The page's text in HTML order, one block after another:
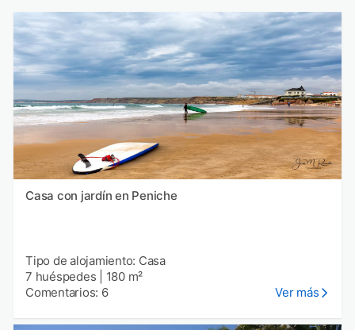
Casa con jardín en Peniche
Tipo de alojamiento: Casa
7 huéspedes
180 m²
Comentarios: 6
Ver más